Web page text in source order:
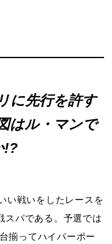
に先行を許す
はル・マンで
!?
い戦いをしたレースを
スパである。予選では
揃ってハイパーポー